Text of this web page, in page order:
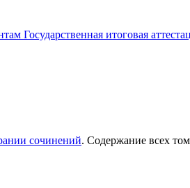
Государственная итоговая
сочинений. Содержание всех